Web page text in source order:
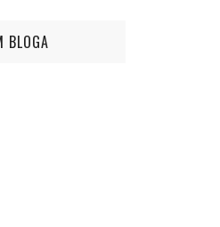
BLOGA